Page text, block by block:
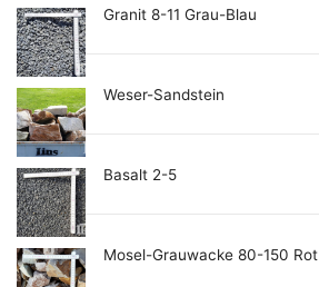
Granit 8-11 Grau-Blau
Weser-Sandstein
Basalt 2-5
Mosel-Grauwacke 80-150 Rot